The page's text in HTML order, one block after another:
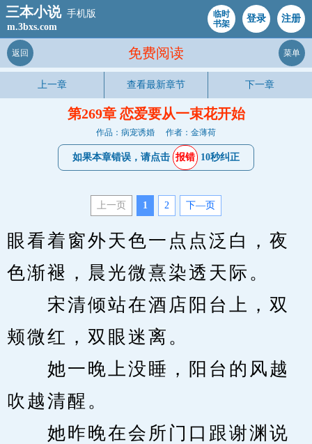
三本小说 手机版
m.3bxs.com
临时
书架
登录 注册
免费阅读
返回 菜单
上一章 查看最新章节 下一章
第269章 恋爱要从一束花开始
作品：病宠诱婚 作者：金薄荷
如果本章错误，请点击 报错 10秒纠正
上一页 1 2 下—页
眼看着窗外天色一点点泛白，夜
色渐褪，晨光微熹染透天际。
宋清倾站在酒店阳台上，双
颊微红，双眼迷离。
她一晚上没睡，阳台的风越
吹越清醒。
她昨晚在会所门口跟谢渊说